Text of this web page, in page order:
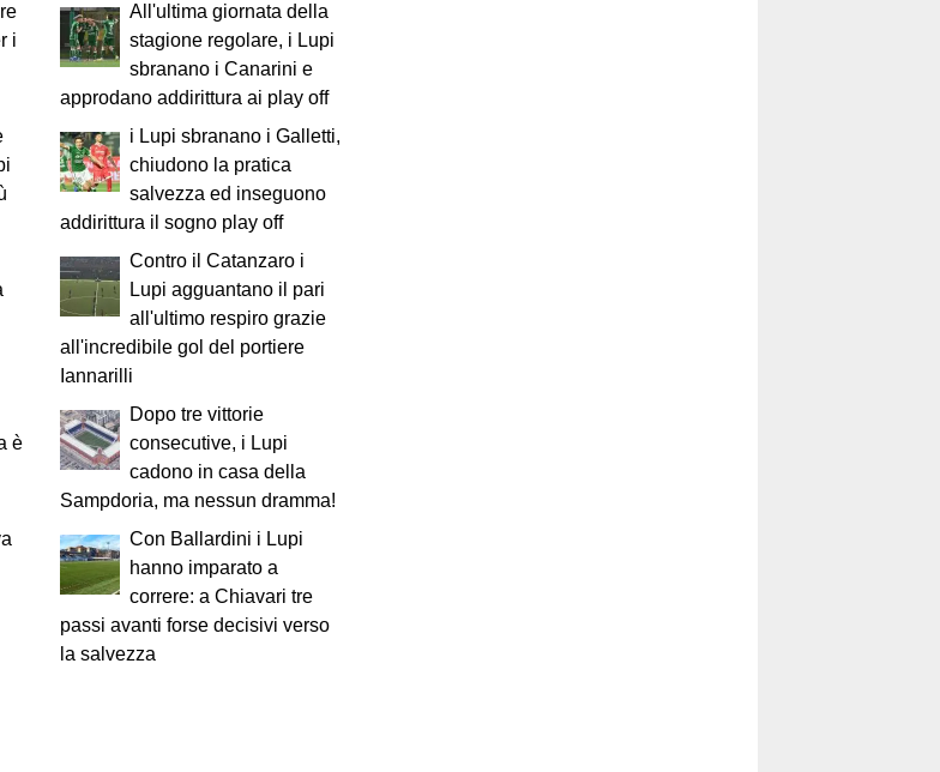
i
All'ultima giornata della
stagione regolare, i Lupi
sbranano i Canarini e
approdano addirittura ai play off
i Lupi sbranano i Galletti,
chiudono la pratica
salvezza ed inseguono
addirittura il sogno play off
Contro il Catanzaro i
Lupi agguantano il pari
all'ultimo respiro grazie
all'incredibile gol del portiere
Iannarilli
è
Dopo tre vittorie
consecutive, i Lupi
cadono in casa della
Sampdoria, ma nessun dramma!
Con Ballardini i Lupi
hanno imparato a
correre: a Chiavari tre
passi avanti forse decisivi verso
la salvezza